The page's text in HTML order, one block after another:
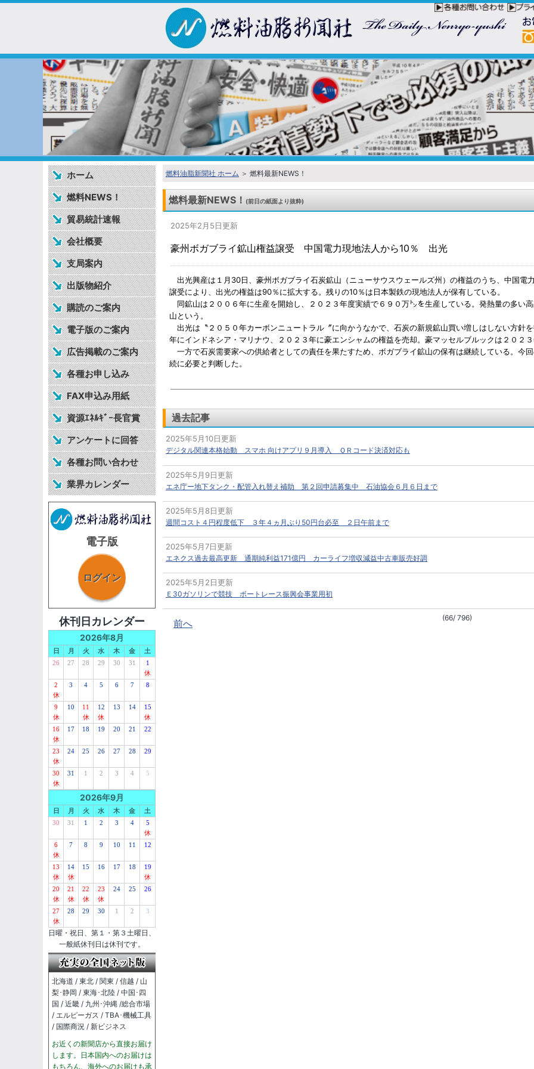
ホーム
燃料NEWS！
貿易統計速報
会社概要
支局案内
出版物紹介
購読のご案内
電子版のご案内
広告掲載のご案内
各種お申し込み
FAX申込み用紙
資源ｴﾈﾙｷﾞｰ長官賞
アンケートに回答
各種お問い合わせ
業界カレンダー
電子版
ログイン
休刊日カレンダー
2026年8月
日 月 火 水 木 金
土
26
27 28 29 30 31
1
休
2
休
3 4 5 6 7 8
9
休
10
11
休
12
休
13 14
15
休
16
休
17 18 19 20 21 22
23
休
24 25 26 27 28 29
30
休
31 1 2 3 4 5
2026年9月
日 月 火 水 木 金
土
30
31 1 2 3 4
5
休
6
休
7 8 9 10 11 12
13
休
14
休
15 16 17 18
19
休
20
休
21
休
22
休
23
休
24 25 26
27
休
28 29 30 1 2 3
日曜・祝日、第１・第３土曜日、
一般紙休刊日は休刊です。
北海道 / 東北 / 関東 / 信越 / 山
梨･静岡 / 東海･北陸 / 中国･四
国 / 近畿 / 九州･沖縄 /総合市場
/ エルピーガス / TBA･機械工具
/ 国際商況 / 新ビジネス
お近くの新聞店から直接お届け
します。日本国内へのお届けは
もちろん、海外へのお届けも承
燃料油脂新聞社 ホーム ＞ 燃料最新NEWS！
燃料最新NEWS！ (前日の紙面より抜粋)
2025年2月5日更新
豪州ボガブライ鉱山権益譲受 中国電力現地法人から10％ 出光
出光興産は１月30日、豪州ボガブライ石炭鉱山（ニューサウスウェールズ州）の権益のうち、中国電
譲受により、出光の権益は90％に拡大する。残りの10％は日本製鉄の現地法人が保有している。
同鉱山は２００６年に生産を開始し、２０２３年度実績で６９０万㌧を生産している。発熱量の多い
山という。
出光は〝２０５０年カーボンニュートラル〞に向かうなかで、石炭の新規鉱山買い増しはしない方針
年にインドネシア・マリナウ、２０２３年に豪エンシャムの権益を売却。豪マッセルブルックは２０２
一方で石炭需要家への供給者としての責任を果たすため、ボガブライ鉱山の保有は継続している。今
続に必要と判断した。
過去記事
2025年5月10日更新
デジタル関連本格始動 スマホ 向けアプリ９月導入 ＱＲコード決済対応も
2025年5月9日更新
エネ庁ー地下タンク・配管入れ替え補助 第２回申請募集中 石油協会６月６日まで
2025年5月8日更新
週間コスト４円程度低下 ３年４ヵ月ぶり50円台必至 ２日午前まで
2025年5月7日更新
エネクス過去最高更新 通期純利益171億円 カーライフ増収減益中古車販売好調
2025年5月2日更新
Ｅ30ガソリンで競技 ボートレース振興会事業用初
前へ (66/ 796)